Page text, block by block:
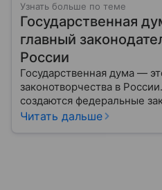
Узнать больше по теме
Государственная
главный
России
Государственная дума —
законотворчества в
создаются федеральные
жизни каждого гражданина:
Читать дальше